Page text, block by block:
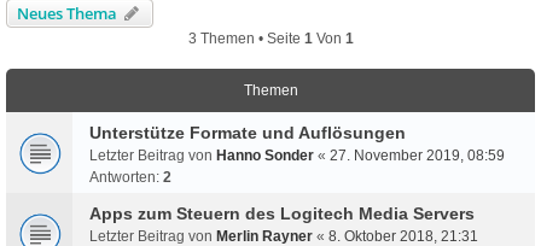
Neues Thema
3 Themen • Seite 1 Von 1
Themen
Unterstütze Formate und Auflösungen
Letzter Beitrag von Hanno Sonder « 27. November 2019, 08:59
Antworten: 2
Apps zum Steuern des Logitech Media Servers
Letzter Beitrag von Merlin Rayner « 8. Oktober 2018, 21:31